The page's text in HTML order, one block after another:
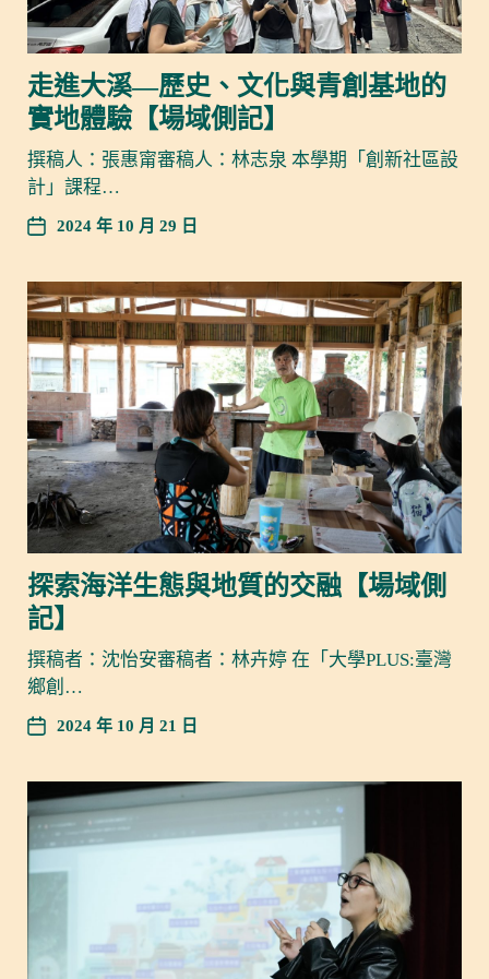
走進大溪—歷史、文化與青創基地的
實地體驗【場域側記】
撰稿人：張惠甯審稿人：林志泉 本學期「創新社區設
計」課程…
2024 年 10 月 29 日
探索海洋生態與地質的交融【場域側
記】
撰稿者：沈怡安審稿者：林卉婷 在「大學PLUS:臺灣
鄉創…
2024 年 10 月 21 日